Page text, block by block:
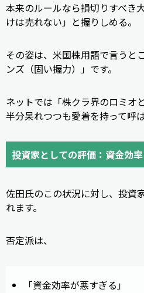
本来のルールなら損切りすべき
けは売れない」と握りしめる。
その姿は、米国株用語で言うと
ンズ（固い握力）」です。
ネットでは「株クラ界のロミオ
半分呆れつつも愛着を持って呼
投資家としての評価：資金効
佐田氏のこの状況に対し、投資
れます。
否定派は、
「資金効率が悪すぎる」